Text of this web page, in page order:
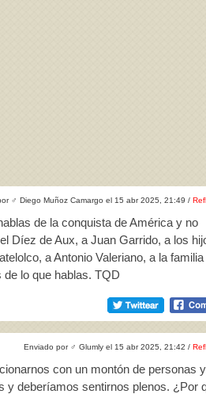
♂ Diego Muñoz Camargo el 15 abr 2025, 21:49 /
de la conquista de América y no
Díez de Aux, a Juan Garrido, a los
a Antonio Valeriano, a la familia
lo que hablas. TQD
Enviado por ♂ Glumly el 15 abr 2025, 21:42 /
con un montón de personas
y deberíamos sentirnos plenos. ¿Por